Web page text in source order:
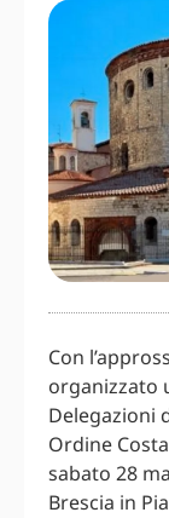
Con
organizzato
Delegazioni
Ordine
sabato 28
Brescia in